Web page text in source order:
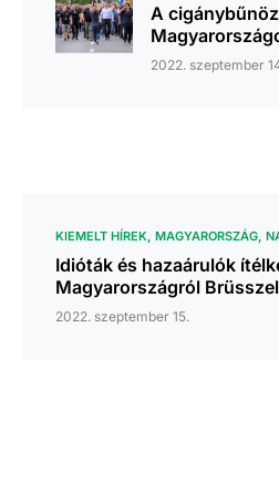
A
2022. szeptember
KIEMELT HÍREK MAGYARORSZÁG
Idióták és hazaárulók
Magyarországról
2022. szeptember 15.